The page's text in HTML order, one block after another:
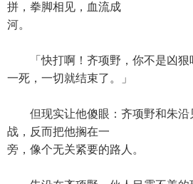
拼，拳脚相见，血流成
河。
「快打啊！齐项野，你不是凶狠
一死，一切就结束了。」
但现实让他傻眼：齐项野和朱沿
战，反而把他搁在一
旁，像个无关紧要的路人。